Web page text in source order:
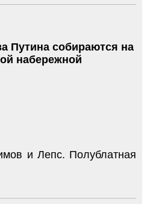
Путина собираются на
набережной
и Лепс. Полублатная